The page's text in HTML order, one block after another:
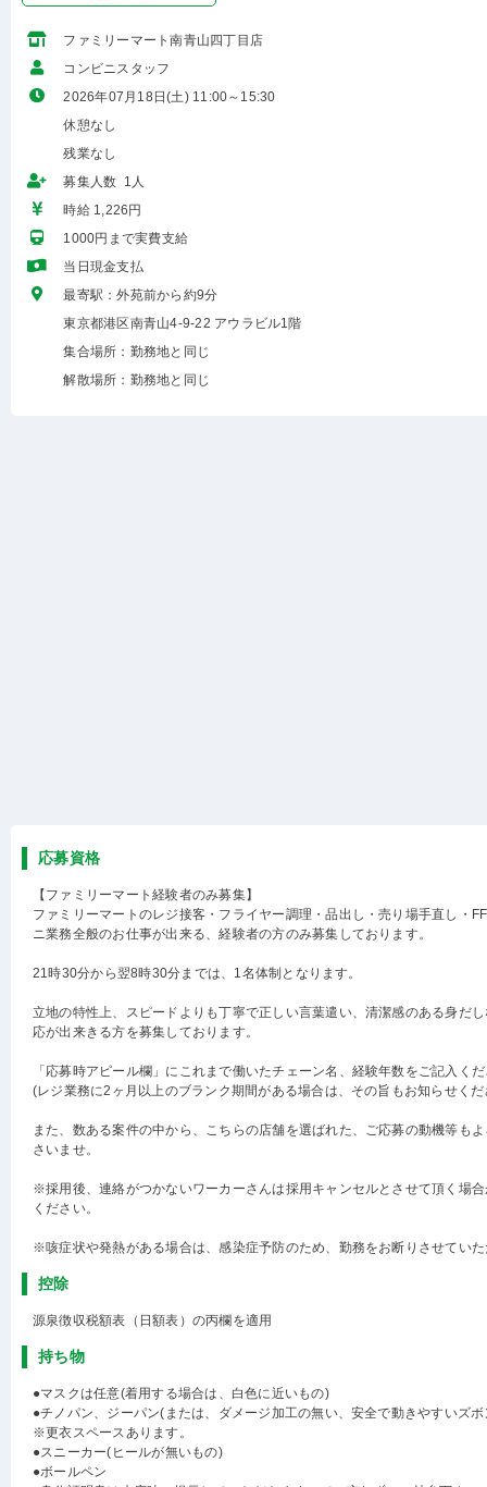
ファミリーマート南青山四丁目店
コンビニスタッフ
2026年07月18日(土) 11:00～15:30
休憩なし
残業なし
募集人数 1人
時給 1,226円
1000円まで実費支給
当日現金支払
最寄駅：外苑前から約9分
東京都港区南青山4-9-22 アウラビル1階
集合場所：勤務地と同じ
解散場所：勤務地と同じ
応募資格
【ファミリーマート経験者のみ募集】
ファミリーマートのレジ接客・フライヤー調理・品出し・売り場手直し・
ニ業務全般のお仕事が出来る、経験者の方のみ募集しております。
21時30分から翌8時30分までは、1名体制となります。
立地の特性上、スピードよりも丁寧で正しい言葉遣い、清潔感のある身だ
応が出来きる方を募集しております。
「応募時アピール欄」にこれまで働いたチェーン名、経験年数をご記入く
(レジ業務に2ヶ月以上のブランク期間がある場合は、その旨もお知らせく
また、数ある案件の中から、こちらの店舗を選ばれた、ご応募の動機等も
さいませ。
※採用後、連絡がつかないワーカーさんは採用キャンセルとさせて頂く場
ください。
※咳症状や発熱がある場合は、感染症予防のため、勤務をお断りさせてい
控除
源泉徴収税額表（日額表）の丙欄を適用
持ち物
●マスクは任意(着用する場合は、白色に近いもの)
●チノパン、ジーパン(または、ダメージ加工の無い、安全で動きやすいズボ
※更衣スペースあります。
●スニーカー(ヒールが無いもの)
●ボールペン